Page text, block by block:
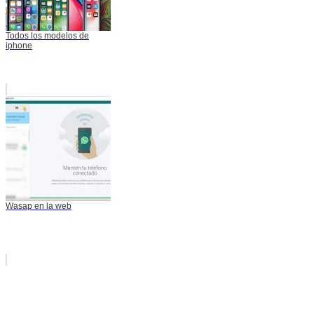
Todos los modelos de
iphone
Wasap en la web